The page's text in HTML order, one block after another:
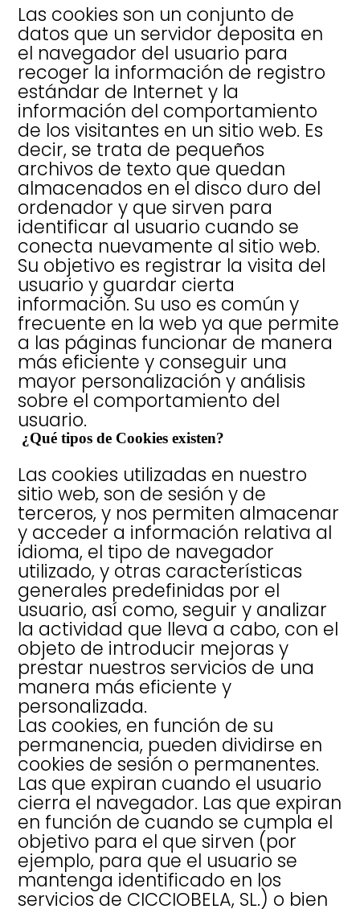
Las cookies son un conjunto de
datos que un servidor deposita en
el navegador del usuario para
recoger la información de registro
estándar de Internet y la
información del comportamiento
de los visitantes en un sitio web. Es
decir, se trata de pequeños
archivos de texto que quedan
almacenados en el disco duro del
ordenador y que sirven para
identificar al usuario cuando se
conecta nuevamente al sitio web.
Su objetivo es registrar la visita del
usuario y guardar cierta
información. Su uso es común y
frecuente en la web ya que permite
a las páginas funcionar de manera
más eficiente y conseguir una
mayor personalización y análisis
sobre el comportamiento del
usuario.
¿Qué tipos de Cookies existen?
Las cookies utilizadas en nuestro
sitio web, son de sesión y de
terceros, y nos permiten almacenar
y acceder a información relativa al
idioma, el tipo de navegador
utilizado, y otras características
generales predefinidas por el
usuario, así como, seguir y analizar
la actividad que lleva a cabo, con el
objeto de introducir mejoras y
prestar nuestros servicios de una
manera más eficiente y
personalizada.
Las cookies, en función de su
permanencia, pueden dividirse en
cookies de sesión o permanentes.
Las que expiran cuando el usuario
cierra el navegador. Las que expiran
en función de cuando se cumpla el
objetivo para el que sirven (por
ejemplo, para que el usuario se
mantenga identificado en los
servicios de CICCIOBELA, SL.) o bien